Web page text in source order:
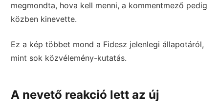
megmondta, hova kell menni, a kommentmező pedig
közben kinevette.
Ez a kép többet mond a Fidesz jelenlegi állapotáról,
mint sok közvélemény-kutatás.
A nevető reakció lett az új